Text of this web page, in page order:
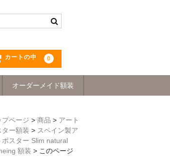
カートの中 0
オーダーメイド額装
プページ > 商品 > アート
ター額装 > スペイン製ア
ポスター Slim natural
額装 > このページ